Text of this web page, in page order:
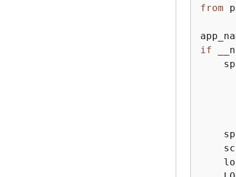
from
if